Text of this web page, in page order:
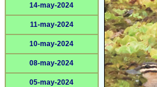
14-may-2024
11-may-2024
10-may-2024
08-may-2024
05-may-2024